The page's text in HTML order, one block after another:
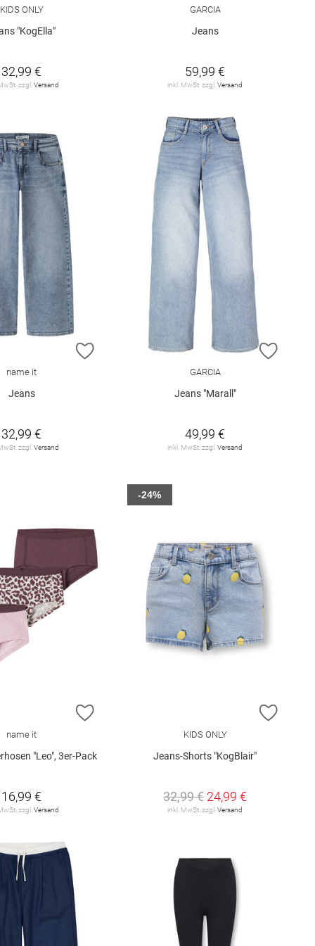
KIDS ONLY
"KogElla"
32,99 €
zzgl.Versand
GARCIA
Jeans
59,99 €
inkl. MwSt. zzgl.Versand
HINZUFÜGEN ZUR WUNSCHLISTE HINZUFÜGEN
name it
Jeans
32,99 €
zzgl.Versand
ZUR
GARCIA
Jeans "Marall"
49,99 €
inkl. MwSt. zzgl.Versand
HINZUFÜGEN
name it
"Leo", 3er-Pack
16,99 €
zzgl.Versand
ZUR
KIDS ONLY
Jeans-Shorts "KogBlair"
32,99 € 24,99 €
inkl. MwSt. zzgl.Versand
-24%